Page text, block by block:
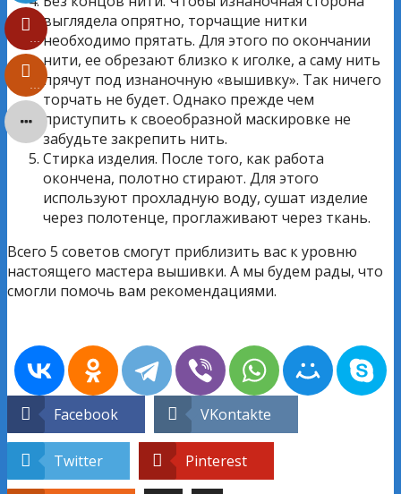
выглядела опрятно, торчащие нитки
необходимо прятать. Для этого по окончании
нити, ее обрезают близко к иголке, а саму нить
прячут под изнаночную «вышивку». Так ничего
торчать не будет. Однако прежде чем
приступить к своеобразной маскировке не
забудьте закрепить нить.
Стирка изделия. После того, как работа
окончена, полотно стирают. Для этого
используют прохладную воду, сушат изделие
через полотенце, проглаживают через ткань.
Всего 5 советов смогут приблизить вас к уровню
настоящего мастера вышивки. А мы будем рады, что
смогли помочь вам рекомендациями.
Facebook VKontakte
Twitter Pinterest
…
…